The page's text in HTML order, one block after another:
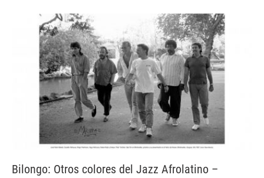
Bilongo: Otros colores del Jazz Afrolatino –